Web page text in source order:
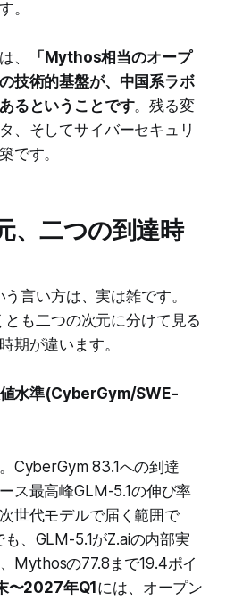
。
、
「Mythos相当のオープ
技術的基盤が、中国系ラボ
るということです。残る変
、そしてサイバーセキュリ
です。
、二つの到達時
言い方は、実は雑です。
も二つの次元に分けて見る
期が違います。
値水準(CyberGym/SWE-
CyberGym 83.1への到達
ス最高峰GLM-5.1の伸び率
世代モデルで届く範囲で
、GLM-5.1がZ.aiの内部実
Mythosの77.8まで19.4ポイ
〜2027年Q1 には、オープン